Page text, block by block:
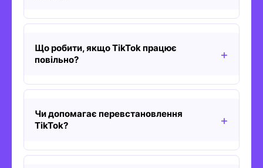
Що робити, якщо TikTok працює
повільно?
Чи допомагає перевстановлення
TikTok?